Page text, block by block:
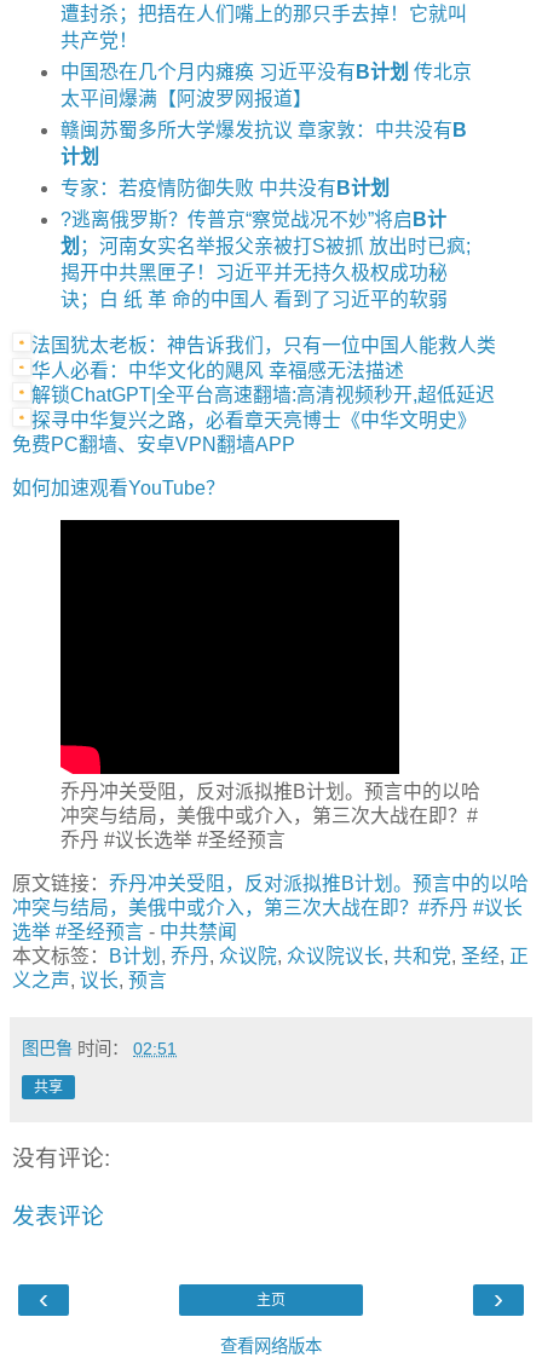
遭封杀；把捂在人们嘴上的那只手去掉！它就叫
共产党！
中国恐在几个月内瘫痪 习近平没有 B计划 传北京
太平间爆满【阿波罗网报道】
赣闽苏蜀多所大学爆发抗议 章家敦：中共没有 B
计划
专家：若疫情防御失败 中共没有 B计划
?逃离俄罗斯？传普京“察觉战况不妙”将启 B计
划 ；河南女实名举报父亲被打S被抓 放出时已疯;
揭开中共黑匣子！习近平并无持久极权成功秘
诀；白 纸 革 命的中国人 看到了习近平的软弱
法国犹太老板：神告诉我们，只有一位中国人能救人类
华人必看：中华文化的飓风 幸福感无法描述
解锁ChatGPT|全平台高速翻墙:高清视频秒开,超低延迟
探寻中华复兴之路，必看章天亮博士《中华文明史》
免费PC翻墙、安卓VPN翻墙APP
如何加速观看YouTube？
乔丹冲关受阻，反对派拟推B计划。预言中的以哈
冲突与结局，美俄中或介入，第三次大战在即？#
乔丹 #议长选举 #圣经预言
原文链接： 乔丹冲关受阻，反对派拟推B计划。预言中的以哈
冲突与结局，美俄中或介入，第三次大战在即？#乔丹 #议长
选举 #圣经预言 - 中共禁闻
本文标签：
B计划 , 乔丹, 众议院, 众议院议长, 共和党, 圣经, 正
义之声, 议长, 预言
图巴鲁 时间： 02:51
共享
没有评论:
发表评论
‹ ›
主页
查看网络版本